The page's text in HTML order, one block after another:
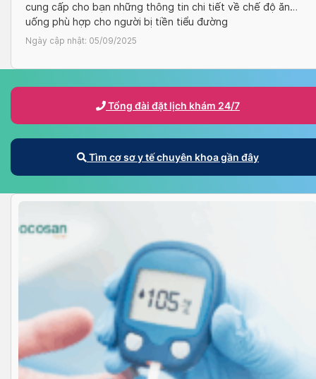
cung cấp cho bạn những thông tin chi tiết về chế độ ăn
uống phù hợp cho người bị tiền tiểu đường
Ngày cập nhật: 05/09/2025
Tổng đài đặt lịch khám 24/7
Tìm cơ sơ y tế chuyên khoa gần đây